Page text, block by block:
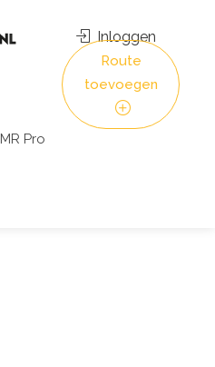
MR Pro
Inloggen
Route
toevoegen